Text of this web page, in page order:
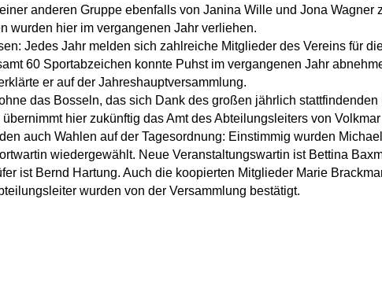
anderen Gruppe ebenfalls von Janina Wille und Jona Wagner
wurden hier im vergangenen Jahr verliehen.
Jedes Jahr melden sich zahlreiche Mitglieder des Vereins für
60 Sportabzeichen konnte Puhst im vergangenen Jahr
er auf der Jahreshauptversammlung.
das Bosseln, das sich Dank des großen jährlich stattfindenden
hier zukünftig das Amt des Abteilungsleiters von Volkmar
auch Wahlen auf der Tagesordnung: Einstimmig wurden
wiedergewählt. Neue Veranstaltungswartin ist Bettina
ist Bernd Hartung. Auch die koopierten Mitglieder Marie
wurden von der Versammlung bestätigt.